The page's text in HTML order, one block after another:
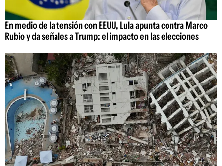
En medio de la tensión con EEUU, Lula apunta contra Marco
Rubio y da señales a Trump: el impacto en las elecciones